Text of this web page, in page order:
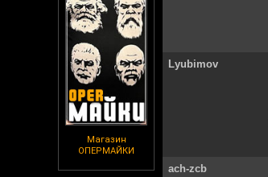
Магазин
ОПЕРМАЙКИ
Lyubimov
ach-zcb